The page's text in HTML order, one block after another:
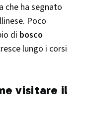
che ha segnato
Poco
di bosco
lungo i corsi
visitare il